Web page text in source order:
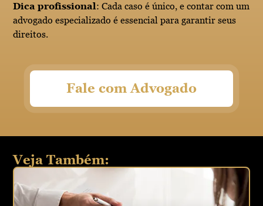
Dica profissional: Cada caso é único, e contar com um
advogado especializado é essencial para garantir seus
direitos.
Fale com Advogado
Veja Também: